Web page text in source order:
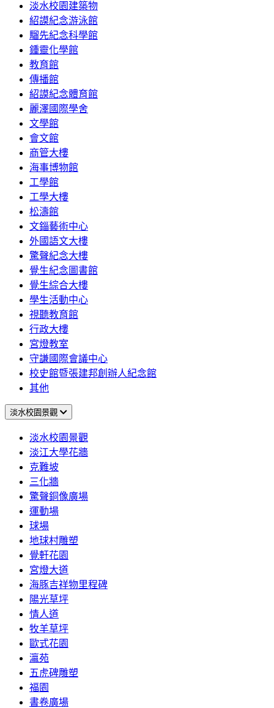
淡水校園建築物
紹謨紀念游泳館
騮先紀念科學館
鍾靈化學館
教育館
傳播館
紹謨紀念體育館
麗澤國際學舍
文學館
會文館
商管大樓
海事博物館
工學館
工學大樓
松濤館
文錙藝術中心
外國語文大樓
驚聲紀念大樓
覺生紀念圖書館
覺生綜合大樓
學生活動中心
視聽教育館
行政大樓
宮燈教室
守謙國際會議中心
校史館暨張建邦創辦人紀念館
其他
淡水校園景觀
淡水校園景觀
淡江大學花牆
克難坡
三化牆
驚聲銅像廣場
運動場
球場
地球村雕塑
覺軒花園
宮燈大道
海豚吉祥物里程碑
陽光草坪
情人道
牧羊草坪
歐式花園
瀛苑
五虎碑雕塑
福園
書卷廣場